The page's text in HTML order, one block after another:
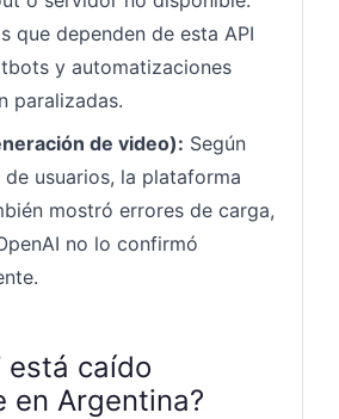
que dependen de esta API
y automatizaciones
paralizadas.
de video): Según
usuarios, la plataforma
mostró errores de carga,
no lo confirmó
está caído
en Argentina?